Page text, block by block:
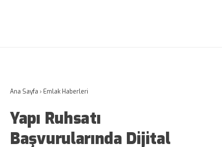
Ana Sayfa › Emlak Haberleri
Yapı Ruhsatı
Başvurularında Dijital